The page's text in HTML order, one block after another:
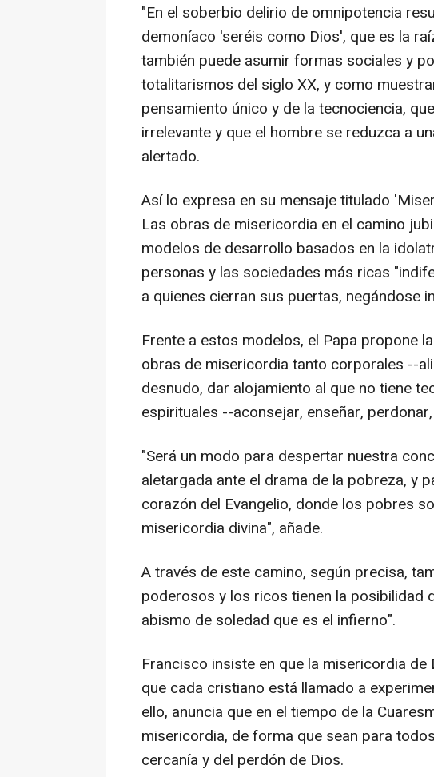
"En el soberbio delirio de omnipotencia
demoníaco 'seréis como Dios', que es la
también puede asumir formas sociales y
totalitarismos del siglo XX, y como
pensamiento único y de la tecnociencia,
irrelevante y que el hombre se reduzca a
alertado.
Así lo expresa en su mensaje titulado
Las obras de misericordia en el camino
modelos de desarrollo basados en la
personas y las sociedades más ricas
a quienes cierran sus puertas, negándose
Frente a estos modelos, el Papa propone
obras de misericordia tanto corporales --
desnudo, dar alojamiento al que no tiene
espirituales --aconsejar, enseñar,
"Será un modo para despertar nuestra
aletargada ante el drama de la pobreza, y
corazón del Evangelio, donde los pobres
misericordia divina", añade.
A través de este camino, según precisa,
poderosos y los ricos tienen la posibilidad
abismo de soledad que es el infierno".
Francisco insiste en que la misericordia de
que cada cristiano está llamado a
ello, anuncia que en el tiempo de la
misericordia, de forma que sean para
cercanía y del perdón de Dios.